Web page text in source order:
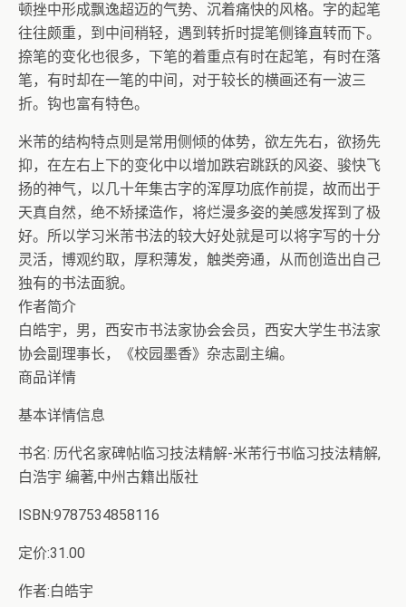
顿挫中形成飘逸超迈的气势、沉着痛快的风格。字的起笔
往往颇重，到中间稍轻，遇到转折时提笔侧锋直转而下。
捺笔的变化也很多，下笔的着重点有时在起笔，有时在落
笔，有时却在一笔的中间，对于较长的横画还有一波三
折。钩也富有特色。
米芾的结构特点则是常用侧倾的体势，欲左先右，欲扬先
抑，在左右上下的变化中以增加跌宕跳跃的风姿、骏快飞
扬的神气，以几十年集古字的浑厚功底作前提，故而出于
天真自然，绝不矫揉造作，将烂漫多姿的美感发挥到了极
好。所以学习米芾书法的较大好处就是可以将字写的十分
灵活，博观约取，厚积薄发，触类旁通，从而创造出自己
独有的书法面貌。
作者简介
白皓宇，男，西安市书法家协会会员，西安大学生书法家
协会副理事长，《校园墨香》杂志副主编。
商品详情
基本详情信息
书名: 历代名家碑帖临习技法精解-米芾行书临习技法精解,
白浩宇 编著,中州古籍出版社
ISBN:9787534858116
定价:31.00
作者:白皓宇